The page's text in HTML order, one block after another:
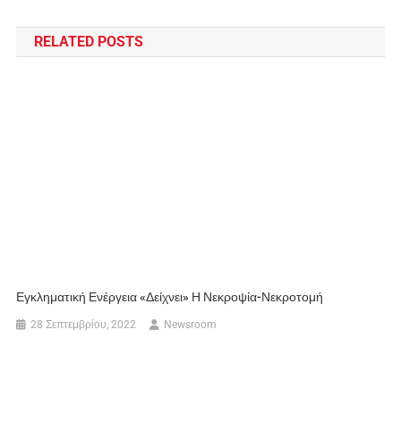
RELATED POSTS
Εγκληματική Ενέργεια «δείχνει» Η Νεκροψία-Νεκροτομή
28 Σεπτεμβρίου, 2022 Newsroom